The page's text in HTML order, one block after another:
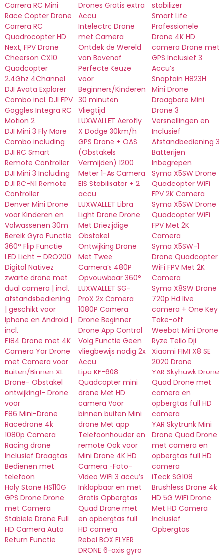
Carrera RC Mini
Race Copter Drone
Carrera RC
Quadrocopter HD
Next, FPV Drone
Cheerson CX10
Quadcopter
2.4Ghz 4Channel
DJI Avata Explorer
Combo incl. DJI FPV
Goggles Integra RC
Motion 2
DJI Mini 3 Fly More
Combo including
DJI RC Smart
Remote Controller
DJI Mini 3 Including
DJI RC-N1 Remote
Controller
Denver Mini Drone
voor Kinderen en
Volwassenen 30m
Bereik Gyro Functie
360° Flip Functie
LED Licht – DRO200
Digital Nativez
zwarte drone met
dual camera | incl.
afstandsbediening
| geschikt voor
Iphone en Android |
incl.
F184 Drone met 4K
Camera Yar Drone
met Camera voor
Buiten/Binnen XL
Drone- Obstakel
ontwijking!- Drone
voor
F86 Mini-Drone
Racedrone 4k
1080p Camera
Racing drone
Inclusief Draagtas
Bedienen met
telefoon
Holy Stone HS110G
GPS Drone Drone
met Camera
Stabiele Drone Full
HD Camera Auto
Return Functie
Drones Gratis extra
Accu
Intelectro Drone
met Camera
Ontdek de Wereld
van Bovenaf
Perfecte Keuze
voor
Beginners/Kinderen
30 minuten
Vliegtijd
LUXWALLET Aerofly
X Dodge 30km/h
GPS Drone + OAS
(Obstakels
Vermijden) 1200
Meter 1-As Camera
EIS Stabilisator + 2
accu
LUXWALLET Libra
Light Drone Drone
Met Driezijdige
Obstakel
Ontwijking Drone
Met Twee
Camera’s 480P
Opvouwbaar 360°
LUXWALLET SG-
ProX 2x Camera
1080P Camera
Drone Beginner
Drone App Control
Volg Functie Geen
vliegbewijs nodig 2x
Accu
Lipa KF-608
Quadcopter mini
drone Met HD
camera Voor
binnen buiten Mini
drone Met app
Telefoonhouder en
remote Ook voor
Mini Drone 4K HD
Camera -Foto-
Video WiFi 3 accu’s
Inklapbaar en met
Gratis Opbergtas
Quad Drone met
en opbergtas full
HD camera
Rebel BOX FLYER
DRONE 6-axis gyro
stabilizer
Smart Life
Professionele
Drone 4K HD
camera Drone met
GPS Inclusief 3
Accu’s
Snaptain H823H
Mini Drone
Draagbare Mini
Drone 3
Versnellingen en
Inclusief
Afstandbediening 3
Batterijen
Inbegrepen
Syma X5SW Drone
Quadcopter WiFi
FPV 2K Camera
Syma X5SW Drone
Quadcopter WiFi
FPV Met 2K
Camera
Syma X5SW-1
Drone Quadcopter
WiFi FPV Met 2K
Camera
Syma X8SW Drone
720p Hd live
camera + One Key
Take-off
Weebot Mini Drone
Ryze Tello Dji
Xiaomi FIMI X8 SE
2020 Drone
YAR Skyhawk Drone
Quad Drone met
camera en
opbergtas full HD
camera
YAR Skytrunk Mini
Drone Quad Drone
met camera en
opbergtas full HD
camera
iTeck SG108
Brushless Drone 4k
HD 5G WiFi Drone
Met HD Camera
Inclusief
Opbergtas